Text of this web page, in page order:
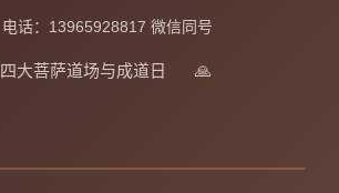
电话：13965928817 微信同号
四大菩萨道场与成道日 🙏